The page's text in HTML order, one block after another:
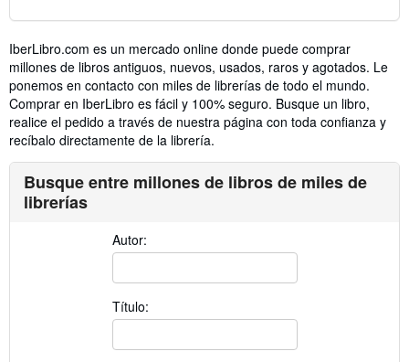
IberLibro.com es un mercado online donde puede comprar
millones de libros antiguos, nuevos, usados, raros y agotados. Le
ponemos en contacto con miles de librerías de todo el mundo.
Comprar en IberLibro es fácil y 100% seguro. Busque un libro,
realice el pedido a través de nuestra página con toda confianza y
recíbalo directamente de la librería.
Busque entre millones de libros de miles de
librerías
Autor:
Título: